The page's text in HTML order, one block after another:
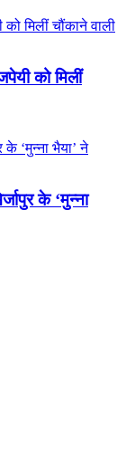
को मिलीं
के ‘मुन्ना